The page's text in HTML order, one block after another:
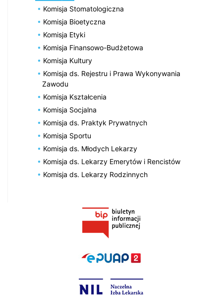
Komisja Stomatologiczna
Komisja Bioetyczna
Komisja Etyki
Komisja Finansowo-Budżetowa
Komisja Kultury
Komisja ds. Rejestru i Prawa Wykonywania
Zawodu
Komisja Kształcenia
Komisja Socjalna
Komisja ds. Praktyk Prywatnych
Komisja Sportu
Komisja ds. Młodych Lekarzy
Komisja ds. Lekarzy Emerytów i Rencistów
Komisja ds. Lekarzy Rodzinnych